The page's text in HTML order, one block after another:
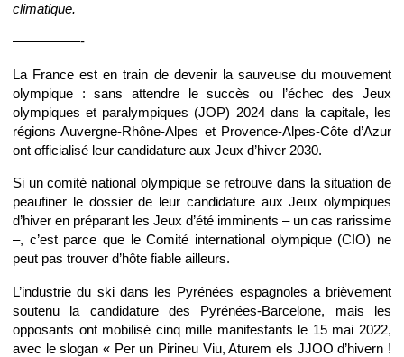
climatique.
—————-
La France est en train de devenir la sauveuse du mouvement
olympique : sans attendre le succès ou l’échec des Jeux
olympiques et paralympiques (JOP) 2024 dans la capitale, les
régions Auvergne-Rhône-Alpes et Provence-Alpes-Côte d’Azur
ont officialisé leur candidature aux Jeux d’hiver 2030.
Si un comité national olympique se retrouve dans la situation de
peaufiner le dossier de leur candidature aux Jeux olympiques
d’hiver en préparant les Jeux d’été imminents – un cas rarissime
–, c’est parce que le Comité international olympique (CIO) ne
peut pas trouver d’hôte fiable ailleurs.
L’industrie du ski dans les Pyrénées espagnoles a brièvement
soutenu la candidature des Pyrénées-Barcelone, mais les
opposants ont mobilisé cinq mille manifestants le 15 mai 2022,
avec le slogan « Per un Pirineu Viu, Aturem els JJOO d’hivern !